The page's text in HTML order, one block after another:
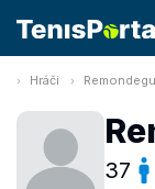
Hráči
37